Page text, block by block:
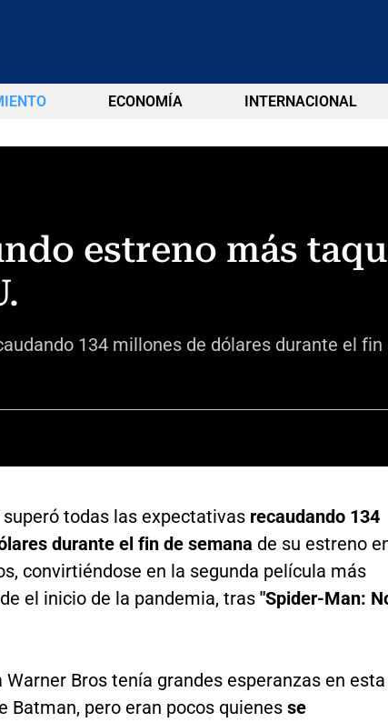
ECONOMÍA INTERNACIONAL
estreno más
134 millones de dólares durante el fin
superó todas las expectativas recaudando 134
durante el fin de semana de su estreno
convirtiéndose en la segunda película más
el inicio de la pandemia, tras "Spider-Man:
Warner Bros tenía grandes esperanzas en esta
Batman, pero eran pocos quienes se